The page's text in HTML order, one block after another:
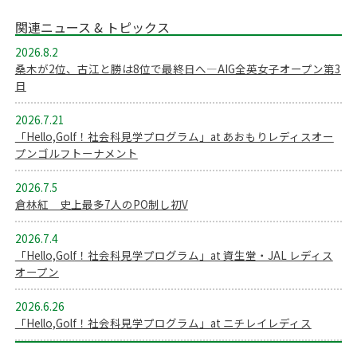
関連ニュース & トピックス
2026.8.2
桑木が2位、古江と勝は8位で最終日へ―AIG全英女子オープン第3
日
2026.7.21
「Hello,Golf！社会科見学プログラム」at あおもりレディスオー
プンゴルフトーナメント
2026.7.5
倉林紅 史上最多7人のPO制し初V
2026.7.4
「Hello,Golf！社会科見学プログラム」at 資生堂・JAL レディス
オープン
2026.6.26
「Hello,Golf！社会科見学プログラム」at ニチレイレディス